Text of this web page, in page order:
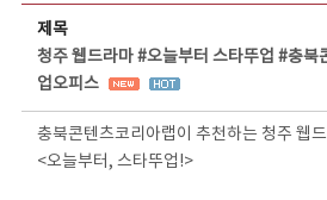
제목
청주 웹드라마 #오늘부터 스타뚜업 #충북
업오피스
충북콘텐츠코리아랩이 추천하는 청주 웹
<오늘부터, 스타뚜업!>